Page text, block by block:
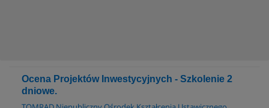
Ocena Projektów Inwestycyjnych - Szkolenie 2
dniowe.